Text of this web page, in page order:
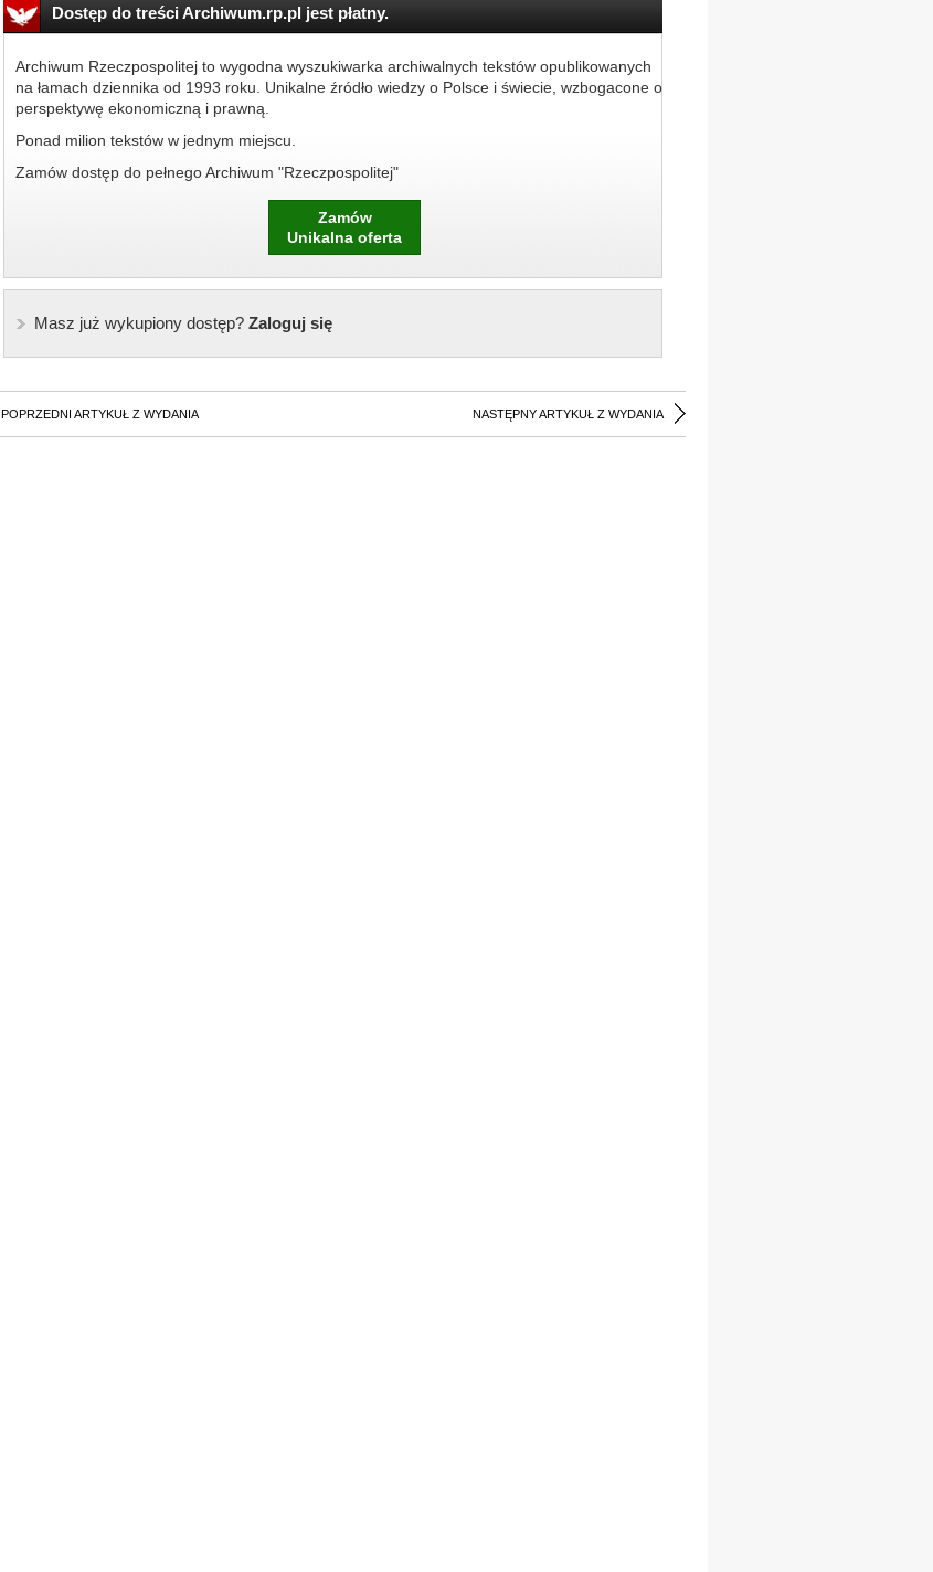
Dostęp do treści Archiwum.rp.pl jest płatny.
Archiwum Rzeczpospolitej to wygodna wyszukiwarka archiwalnych tekstów opublikowanych
na łamach dziennika od 1993 roku. Unikalne źródło wiedzy o Polsce i świecie, wzbogacone o
perspektywę ekonomiczną i prawną.
Ponad milion tekstów w jednym miejscu.
Zamów dostęp do pełnego Archiwum "Rzeczpospolitej"
Zamów
Unikalna oferta
Masz już wykupiony dostęp?Zaloguj się
POPRZEDNI ARTYKUŁ Z WYDANIA NASTĘPNY ARTYKUŁ Z WYDANIA